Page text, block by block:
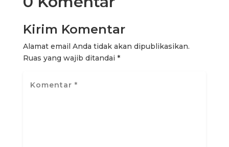
Kirim Komentar
Alamat email Anda tidak akan dipublikasikan.
Ruas yang wajib ditandai *